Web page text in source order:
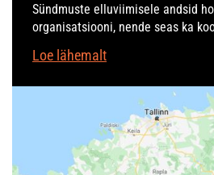
Sündmuste elluviimisele andsid
organisatsiooni, nende seas ka
Loe lähemalt